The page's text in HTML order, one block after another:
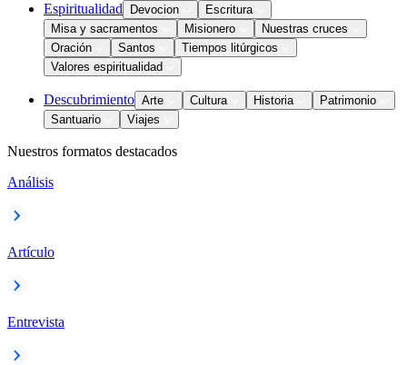
Espiritualidad Devocion
Escritura
Misa y sacramentos
Misionero
Nuestras cruces
Oración
Santos
Tiempos litúrgicos
Valores espiritualidad
Descubrimiento Arte Cultura Historia
Patrimonio
Santuario
Viajes
Nuestros formatos destacados
Análisis
Artículo
Entrevista